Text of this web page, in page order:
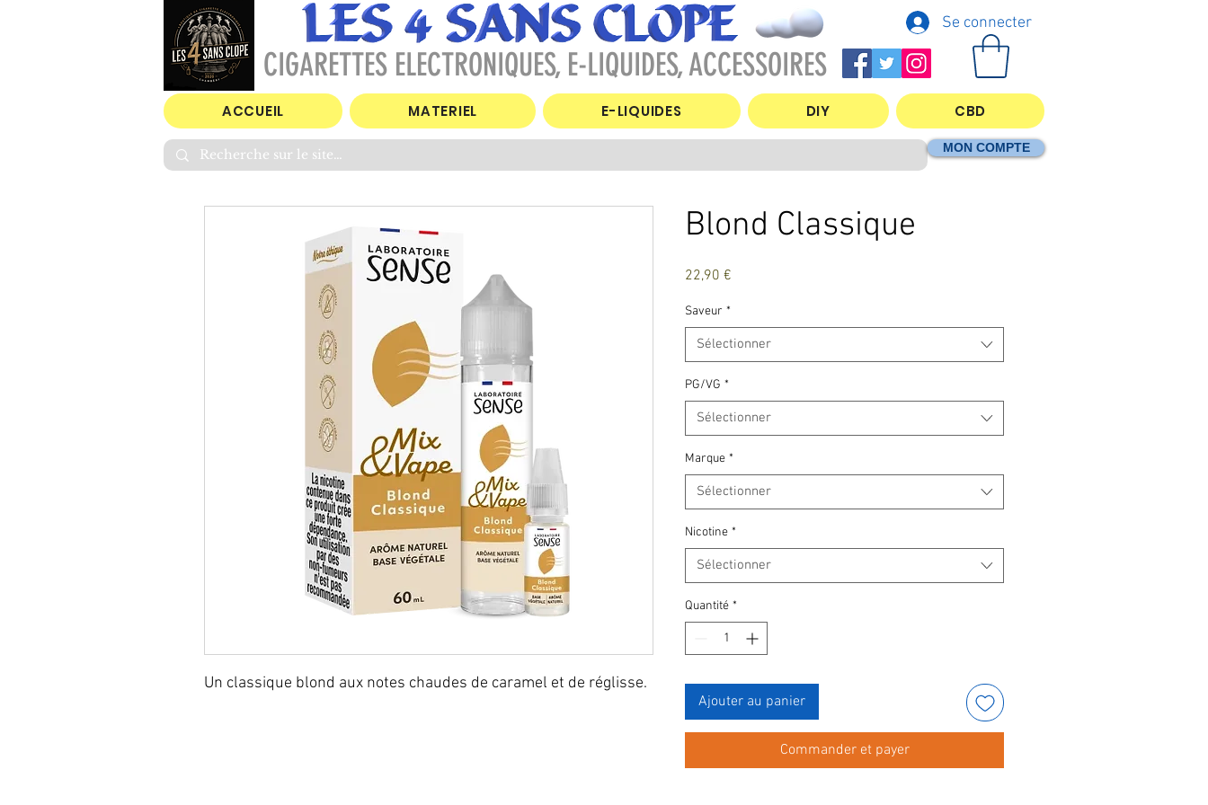
Se connecter
CIGARETTES ELECTRONIQUES, E-LIQUIDES, ACCESSOIRES
ACCUEIL MATERIEL E-LIQUIDES DIY CBD
MON COMPTE
Un classique blond aux notes chaudes de caramel et de réglisse.
Blond Classique
22,90 €
Saveur *
Sélectionner
PG/VG *
Sélectionner
Marque *
Sélectionner
Nicotine *
Sélectionner
Quantité *
Ajouter au panier
Commander et payer